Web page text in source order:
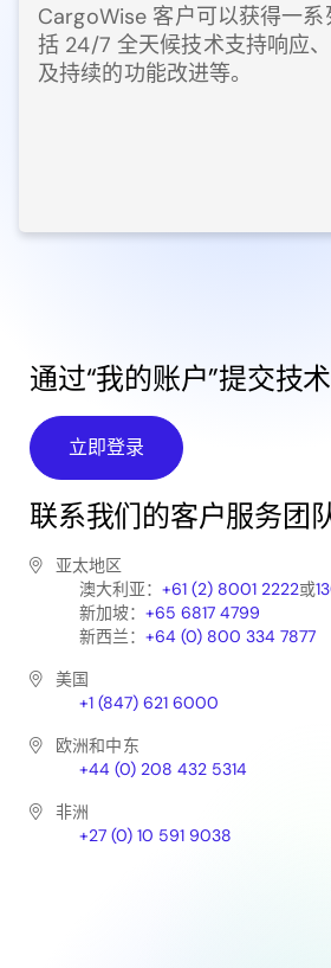
CargoWise 客户可以获得一
括 24/7 全天候技术支持响应
及持续的功能改进等。
通过“我的账户”提交技
立即登录
联系我们的客户服务团
亚太地区
澳大利亚： +61 (2) 8001 2222或
新加坡： +65 6817 4799
新西兰： +64 (0) 800 334 7877
美国
+1 (847) 621 6000
欧洲和中东
+44 (0) 208 432 5314
非洲
+27 (0) 10 591 9038